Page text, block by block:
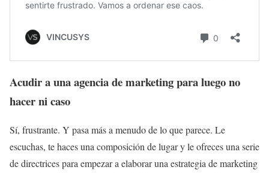
Acudir a una agencia de marketing para luego no
hacer ni caso
Sí, frustrante. Y pasa más a menudo de lo que parece. Le
escuchas, te haces una composición de lugar y le ofreces una serie
de directrices para empezar a elaborar una estrategia de marketing